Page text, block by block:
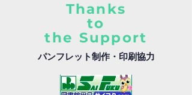
Thanks
to
the Support
パンフレット制作・印刷協力